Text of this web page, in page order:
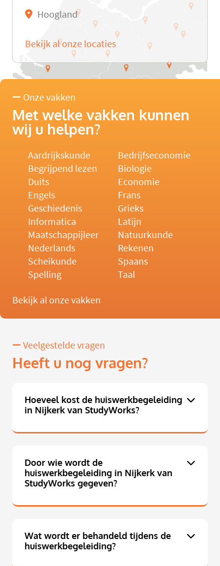
Hoogland
Bekijk al onze locaties
Onze vakken
Met welke vakken kunnen
wij u helpen?
Aardrijkskunde
Bedrijfseconomie
Begrijpend lezen
Biologie
Duits
Economie
Engels
Frans
Geschiedenis
Grieks
Informatica
Latijn
Maatschappijleer
Natuurkunde
Nederlands
Rekenen
Scheikunde
Spaans
Spelling
Taal
Bekijk al onze vakken
Veelgestelde vragen
Heeft u nog vragen?
Hoeveel kost de huiswerkbegeleiding
in Nijkerk van StudyWorks?
Door wie wordt de
huiswerkbegeleiding in Nijkerk van
StudyWorks gegeven?
Wat wordt er behandeld tijdens de
huiswerkbegeleiding?